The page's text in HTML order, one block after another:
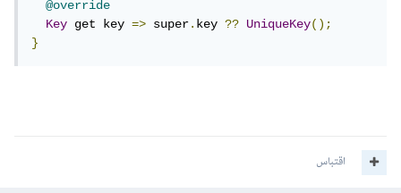
@override
Key get key => super.key ?? UniqueKey();
}
اقتباس